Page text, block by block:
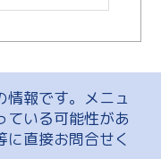
情報です。メニュ
ている可能性があ
直接お問合せく